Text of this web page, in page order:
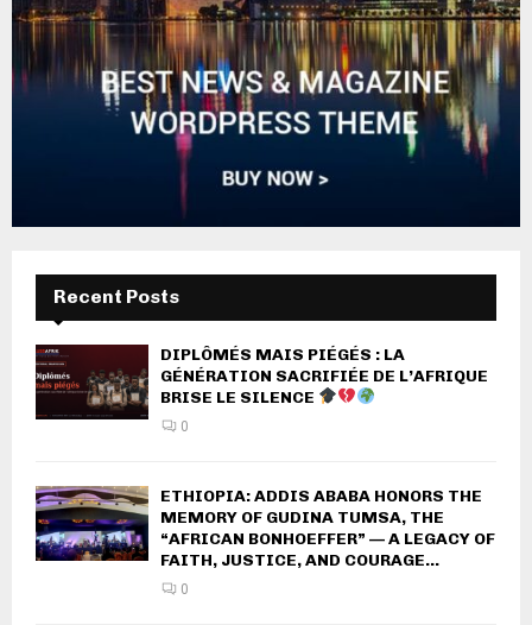
Recent Posts
DIPLÔMÉS MAIS PIÉGÉS : LA
GÉNÉRATION SACRIFIÉE DE L’AFRIQUE
BRISE LE SILENCE
0
ETHIOPIA: ADDIS ABABA HONORS THE
MEMORY OF GUDINA TUMSA, THE
“AFRICAN BONHOEFFER” — A LEGACY OF
FAITH, JUSTICE, AND COURAGE...
0